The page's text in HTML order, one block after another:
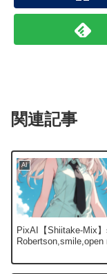
関連記事
AI
PixAI【Shiitake-Mix
Robertson,smile,open